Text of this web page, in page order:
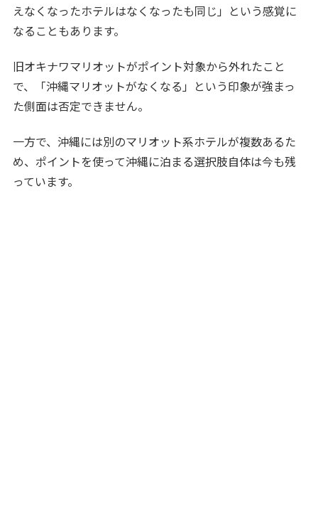
えなくなったホテルはなくなったも同じ」という感覚に
なることもあります。
旧オキナワマリオットがポイント対象から外れたこと
で、「沖縄マリオットがなくなる」という印象が強まっ
た側面は否定できません。
一方で、沖縄には別のマリオット系ホテルが複数あるた
め、ポイントを使って沖縄に泊まる選択肢自体は今も残
っています。